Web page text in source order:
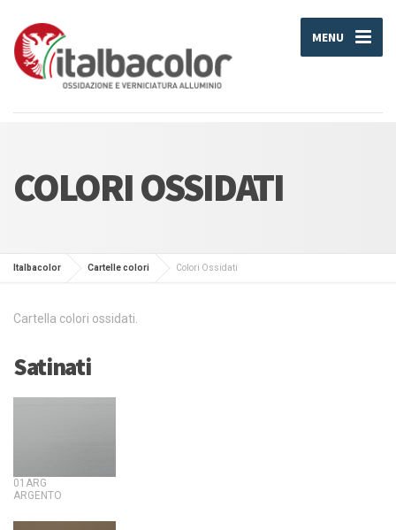
MENU
COLORI OSSIDATI
Italbacolor Cartelle colori Colori Ossidati
Cartella colori ossidati.
Satinati
01ARG
ARGENTO